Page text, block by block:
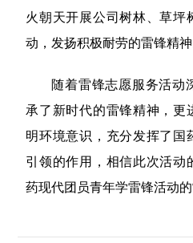
火朝天开展公司树林、草坪
动，发扬积极耐劳的雷锋精神
随着雷锋志愿服务活动
承了新时代的雷锋精神，更
明环境意识，充分发挥了国
引领的作用，相信此次活动
药现代团员青年学雷锋活动的